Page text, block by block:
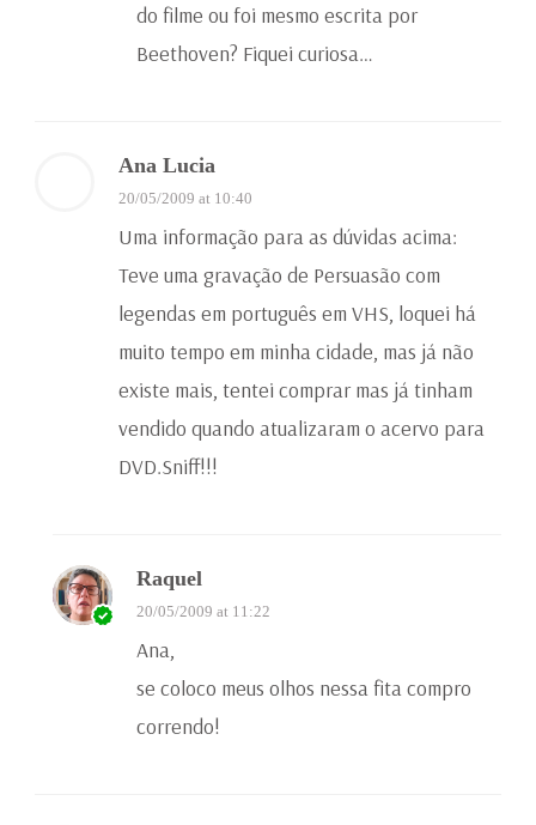
do filme ou foi mesmo escrita por
Beethoven? Fiquei curiosa…
Ana Lucia
20/05/2009 at 10:40
Uma informação para as dúvidas acima:
Teve uma gravação de Persuasão com
legendas em português em VHS, loquei há
muito tempo em minha cidade, mas já não
existe mais, tentei comprar mas já tinham
vendido quando atualizaram o acervo para
DVD.Sniff!!!
Raquel
20/05/2009 at 11:22
Ana,
se coloco meus olhos nessa fita compro
correndo!